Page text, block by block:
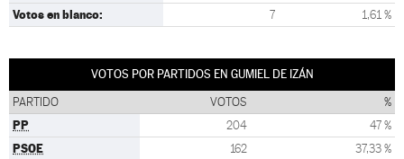
Votos en blanco: 7 1,61 %
VOTOS POR PARTIDOS EN GUMIEL DE IZÁN
PARTIDO VOTOS %
PP 204 47 %
PSOE 162 37,33 %